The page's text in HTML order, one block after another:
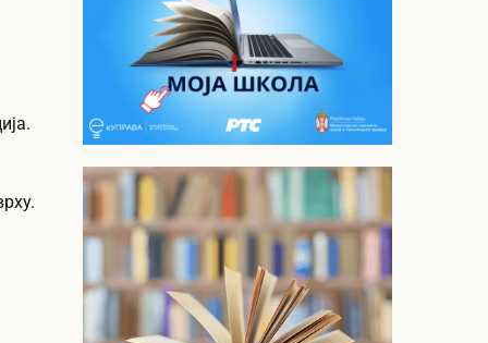
Моја школа - РТС
Планета
Видео лекције из
опшеобразовних и стручних
предмета за средњу школу